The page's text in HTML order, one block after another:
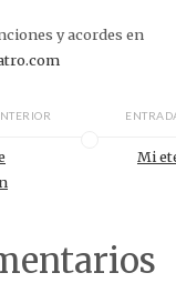
y acordes en
Mi